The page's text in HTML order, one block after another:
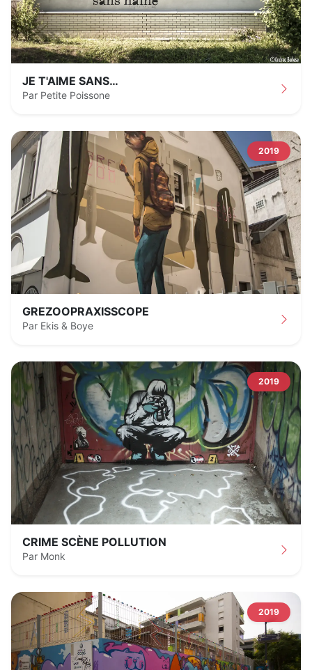
JE T'AIME SANS…
Par Petite Poissone
2019
GREZOOPRAXISSCOPE
Par Ekis & Boye
2019
CRIME SCÈNE POLLUTION
Par Monk
2019